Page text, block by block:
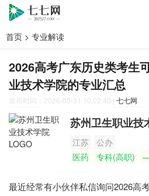
首页 > 专业解读
2026高考广东历史类考生
业技术学院的专业汇总
发布时间：2026-05-31 10:02:40 | 七七网
苏州卫生职业技
江苏
公办
医药
专科(高职)
最近经常有小伙伴私信询问2026高